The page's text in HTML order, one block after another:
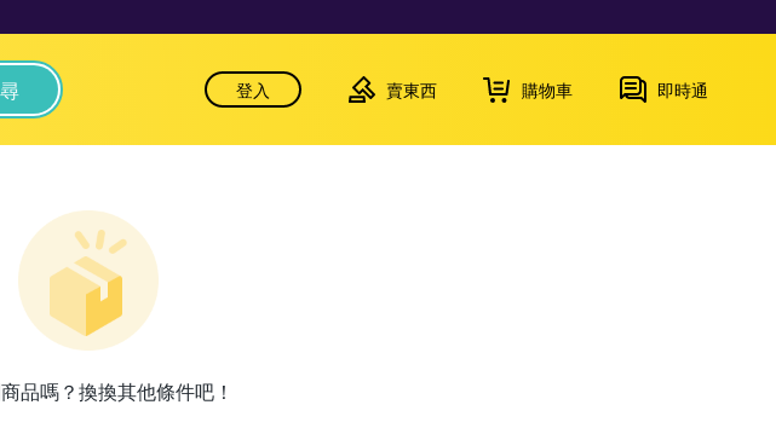
登入 賣東西 購物車 即時通
品嗎？換換其他條件吧！